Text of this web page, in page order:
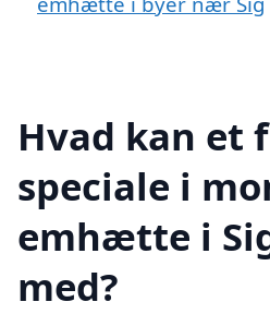
Hvad kan et
speciale i
emhætte i
med?